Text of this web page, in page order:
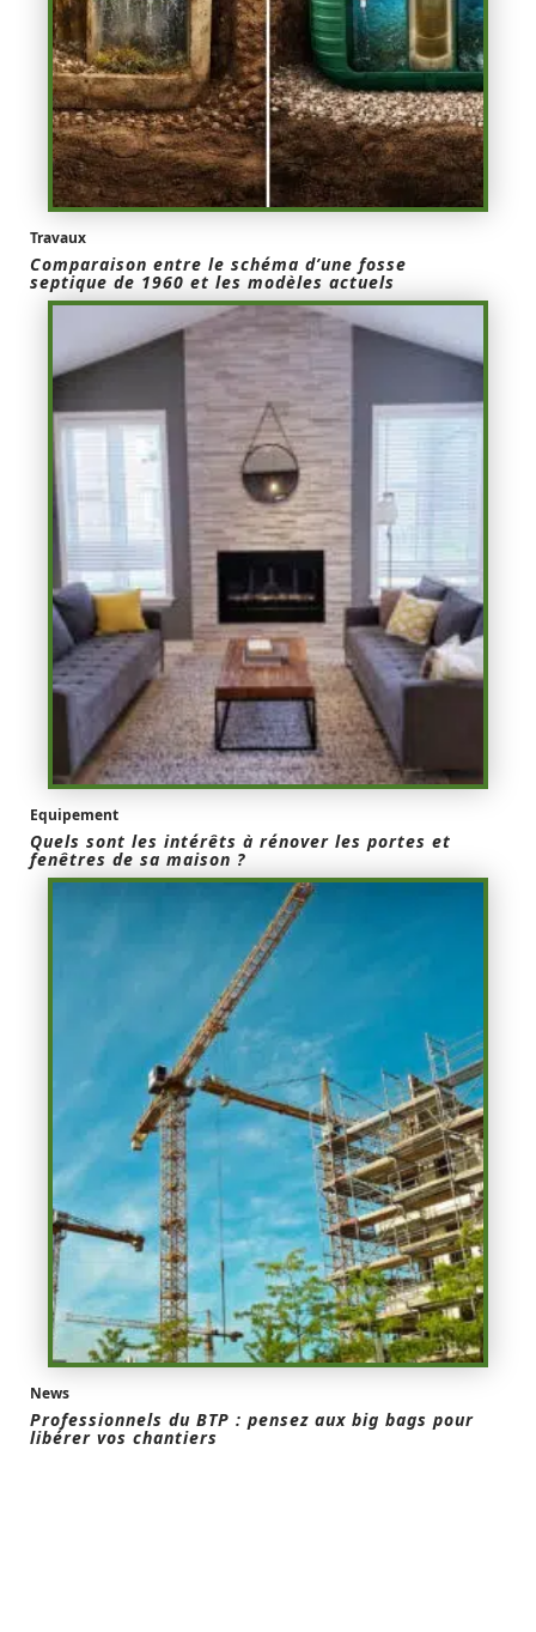
Travaux
Comparaison entre le schéma d’une fosse
septique de 1960 et les modèles actuels
Equipement
Quels sont les intérêts à rénover les portes et
fenêtres de sa maison ?
News
Professionnels du BTP : pensez aux big bags pour
libérer vos chantiers